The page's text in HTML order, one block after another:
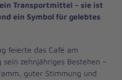
Transportmittel – sie ist
ein Symbol für gelebtes
feierte das Café am
zehnjähriges Bestehen –
guter Stimmung und